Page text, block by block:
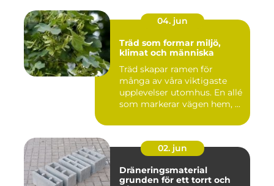
04. jun
Träd som formar miljö,
klimat och människa
Träd skapar ramen för
många av våra viktigaste
upplevelser utomhus. En allé
som markerar vägen hem, ...
02. jun
Dräneringsmaterial
grunden för ett torrt och